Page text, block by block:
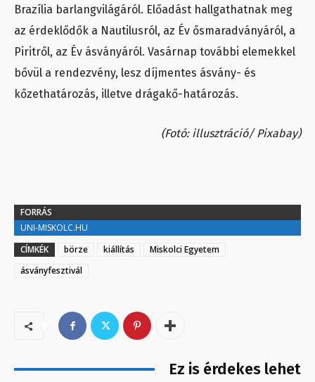
Brazília barlangvilágáról. Előadást hallgathatnak meg
az érdeklődők a Nautilusról, az Év ősmaradványáról, a
Piritről, az Év ásványáról. Vasárnap további elemekkel
bővül a rendezvény, lesz díjmentes ásvány- és
kőzethatározás, illetve drágakő-határozás.
(Fotó: illusztráció/ Pixabay)
FORRÁS
UNI-MISKOLC.HU
CÍMKÉK
börze kiállítás
Miskolci Egyetem
ásványfesztivál
Ez is érdekes lehet